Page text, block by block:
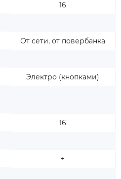
16
От сети, от повербанка
Электро (кнопками)
16
+